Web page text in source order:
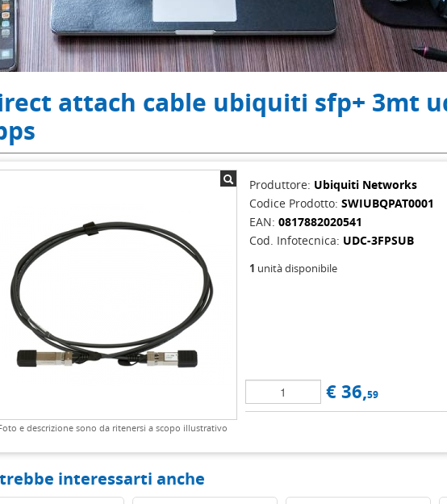
attach cable ubiquiti sfp+ 3mt
e descrizione sono da ritenersi a scopo illustrativo
Produttore: Ubiquiti Networks
Codice Prodotto: SWIUBQPAT0001
EAN: 0817882020541
Cod. Infotecnica: UDC-3FPSUB
1 unità disponibile
€ 36,59
interessarti anche